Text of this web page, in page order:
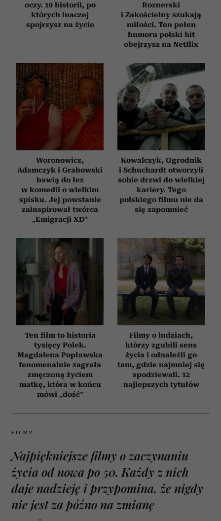
oczy. 10 historii, po
których inaczej
spojrzysz na życie
Roznerski
i Zakościelny szukają
miłości. Ten pełen
humoru polski hit
obejrzysz na Netflix
Woronowicz,
Adamczyk i Grabowski
bawią do łez
w komedii o wielkim
spisku. Jej powstanie
zainspirował twórca
„Emigracji XD”
Kowalczyk, Ogrodnik
i Schuchardt otworzyli
sobie drzwi do wielkiej
kariery. Tego
polskiego filmu nie da
się zapomnieć
Ten film to historia
tysięcy Polek.
Magdalena Popławska
fenomenalnie zagrała
zmęczoną życiem
matkę, która w końcu
mówi „dość”
Filmy o ludziach,
którzy zgubili sens
życia i odnaleźli go
tam, gdzie najmniej się
spodziewali. 12
najlepszych tytułów
FILMY
Najpiękniejsze filmy o zaczynaniu
życia od nowa po 50. Każdy z nich
daje nadzieję i przypomina, że nigdy
nie jest za późno na zmianę